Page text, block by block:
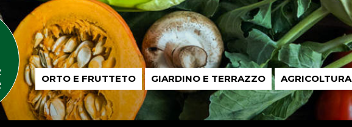
Passione
in ORTO E FRUTTETO GIARDINO E TERRAZZO AGRICOLTURA